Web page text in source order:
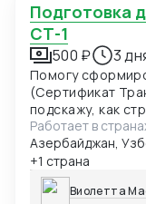
Подготовка документов для получения
СТ-1
500 ₽ 3
Помогу
(Сертификат
подскажу, как
будущее
Работает в
Азербайджан,
+1 страна
Виолетта